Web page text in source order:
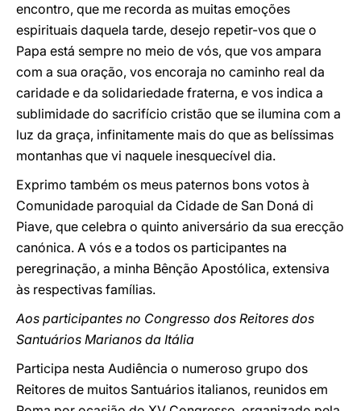
encontro, que me recorda as muitas emoções
espirituais daquela tarde, desejo repetir-vos que o
Papa está sempre no meio de vós, que vos ampara
com a sua oração, vos encoraja no caminho real da
caridade e da solidariedade fraterna, e vos indica a
sublimidade do sacrifício cristão que se ilumina com a
luz da graça, infinitamente mais do que as belíssimas
montanhas que vi naquele inesquecível dia.
Exprimo também os meus paternos bons votos à
Comunidade paroquial da Cidade de San Doná di
Piave, que celebra o quinto aniversário da sua erecção
canónica. A vós e a todos os participantes na
peregrinação, a minha Bênção Apostólica, extensiva
às respectivas famílias.
Aos participantes no Congresso dos Reitores dos
Santuários Marianos da Itália
Participa nesta Audiência o numeroso grupo dos
Reitores de muitos Santuários italianos, reunidos em